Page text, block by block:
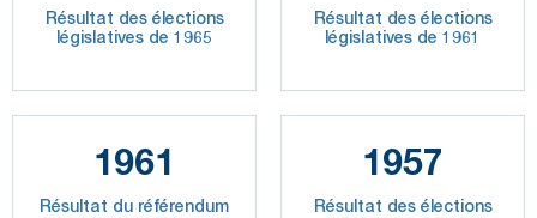
Résultat des élections
législatives de 1965
Résultat des élections
législatives de 1961
1961
Résultat du référendum
1957
Résultat des élections